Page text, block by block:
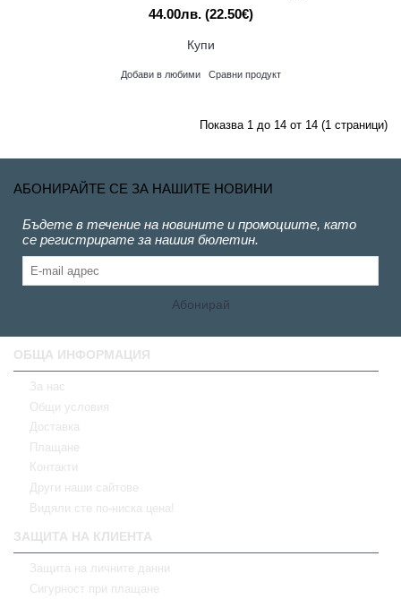
44.00лв. (22.50€)
Купи
Добави в любими Сравни продукт
Показва 1 до 14 от 14 (1 страници)
АБОНИРАЙТЕ СЕ ЗА НАШИТЕ НОВИНИ
Бъдете в течение на новините и промоциите, като
се регистрирате за нашия бюлетин.
Абонирай
ОБЩА ИНФОРМАЦИЯ
За нас
Общи условия
Доставка
Плащане
Контакти
Други наши сайтове
Видяли сте по-ниска цена!
ЗАЩИТА НА КЛИЕНТА
Защита на личните данни
Сигурност при плащане